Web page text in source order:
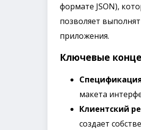
формате JSON),
позволяет
приложения.
Ключевые
макета
Клиентский
создает